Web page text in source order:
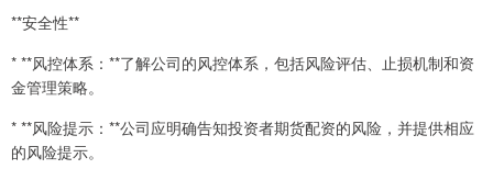
**安全性**
* **风控体系：**了解公司的风控体系，包括风险评估、止损机制和资
金管理策略。
* **风险提示：**公司应明确告知投资者期货配资的风险，并提供相应
的风险提示。